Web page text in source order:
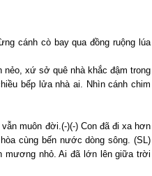
cánh cò bay qua đồng ruộng lúa
nẻo, xứ sở quê nhà khắc đậm trong
bếp lửa nhà ai. Nhìn cánh chim
muôn đời.(-)(-) Con đã đi xa hơn
cùng bến nước dòng sông. (SL)
mương nhỏ. Ai đã lớn lên giữa trời